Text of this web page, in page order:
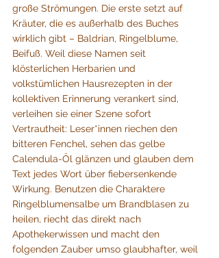
große Strömungen. Die erste setzt auf
Kräuter, die es außerhalb des Buches
wirklich gibt – Baldrian, Ringelblume,
Beifuß. Weil diese Namen seit
klösterlichen Herbarien und
volkstümlichen Hausrezepten in der
kollektiven Erinnerung verankert sind,
verleihen sie einer Szene sofort
Vertrautheit: Leser*innen riechen den
bitteren Fenchel, sehen das gelbe
Calendula-Öl glänzen und glauben dem
Text jedes Wort über fiebersenkende
Wirkung. Benutzen die Charaktere
Ringelblumensalbe um Brandblasen zu
heilen, riecht das direkt nach
Apothekerwissen und macht den
folgenden Zauber umso glaubhafter, weil